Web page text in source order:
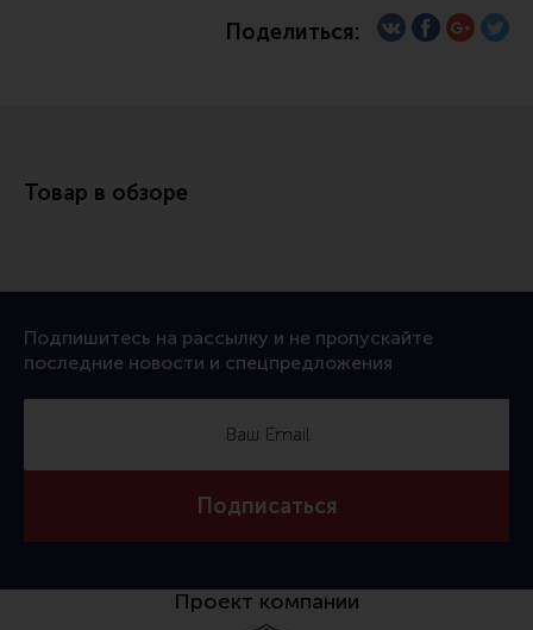
Поделиться:
Товар в обзоре
Подпишитесь на рассылку и не пропускайте
последние новости и спецпредложения
Подписаться
Проект компании